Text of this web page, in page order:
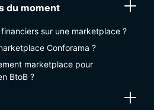
du moment
sur une marketplace ?
Conforama ?
marketplace pour
BtoB ?